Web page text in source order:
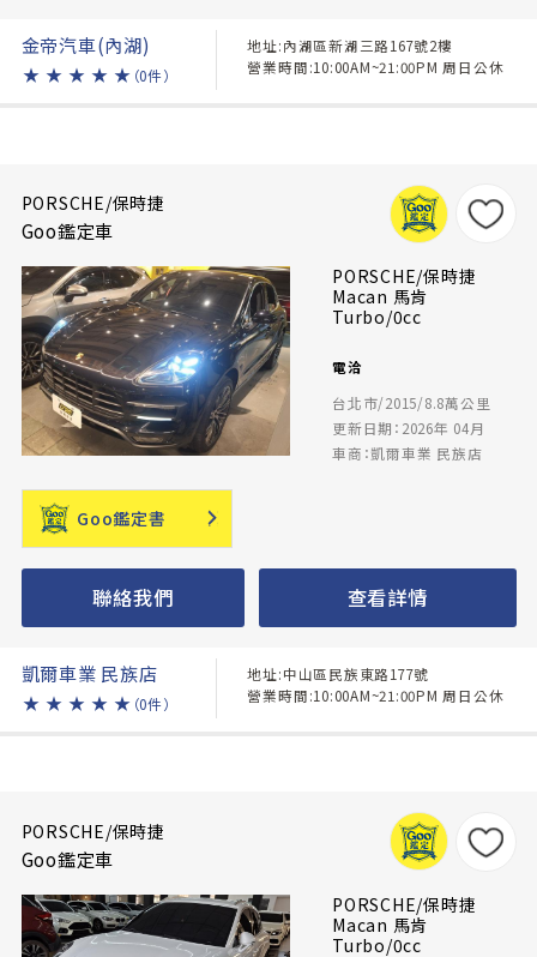
金帝汽車(內湖)
★ ★ ★ ★ ★ （0件）
地址:內湖區新湖三路167號2樓
營業時間:10:00AM~21:00PM 周日公休
PORSCHE/保時捷
Goo鑑定車
PORSCHE/保時捷
Macan 馬肯
Turbo/0cc
電洽
台北市/2015/8.8萬公里
更新日期：2026年 04月
車商：凱爾車業 民族店
Goo鑑定書
聯絡我們 查看詳情
凱爾車業 民族店
★ ★ ★ ★ ★ （0件）
地址:中山區民族東路177號
營業時間:10:00AM~21:00PM 周日公休
PORSCHE/保時捷
Goo鑑定車
PORSCHE/保時捷
Macan 馬肯
Turbo/0cc